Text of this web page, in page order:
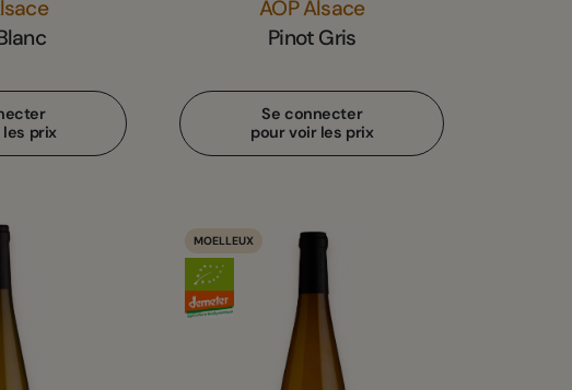
les prix
AOP Alsace
Pinot Gris
Se connecter
pour voir les prix
MOELLEUX